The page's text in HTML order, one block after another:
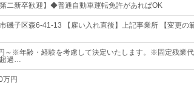
第二新卒歓迎】◆普通自動車運転免許があればOK
磯子区森6-41-13 【雇い入れ直後】上記事業所 【変更の
～※年齢・経験を考慮して決定いたします。※固定残業
過…
万円